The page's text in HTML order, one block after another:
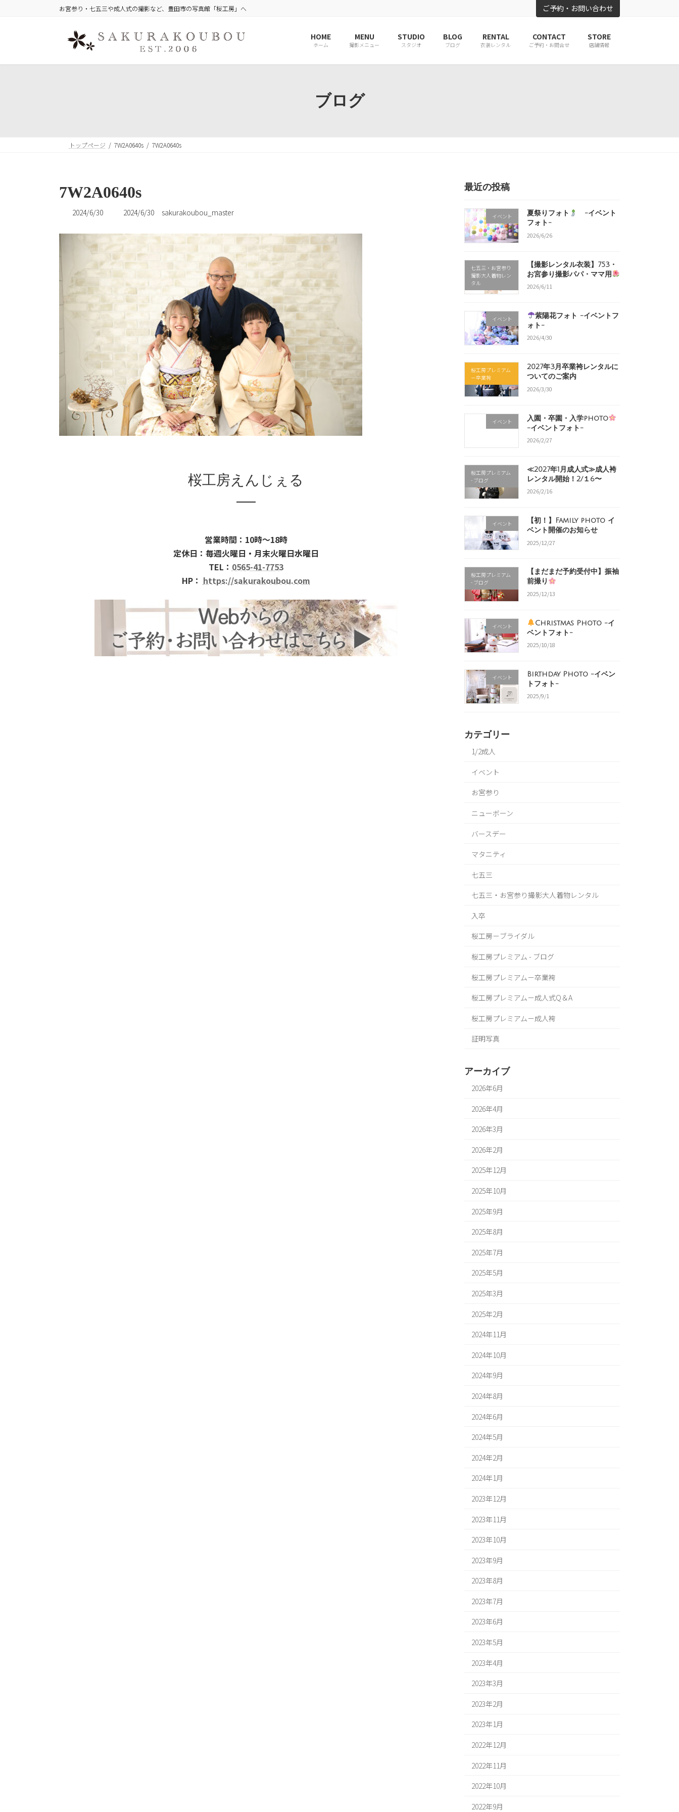
へ
ョ
お宮参り・七五三や成人式の撮影など、豊田市の写真館「桜工房」へ ご予約・お問い合わせ
HOME
ホーム
MENU
撮影メニュー
STUDIO
スタジオ
BLOG
ブログ
RENTAL
衣装レンタル
CONTACT
ご予約・お問合せ
STORE
店舗情報
ブログ
トップページ 7W2A0640s 7W2A0640s
7W2A0640s
2024/6/30
最
更
新
日
時
2024/6/30 sakurakoubou_master
桜工房えんじぇる
営業時間：10時～18時
定休日：毎週火曜日・月末火曜日水曜日
TEL： 0565-41-7753
HP： https://sakurakoubou.com
最近の投稿
イベント 夏祭りフォト
-イベント
フォト-
2026/6/26
七五三・お宮参り
撮影大人着物レン
タル
【撮影レンタル衣装】753・
お宮参り撮影パパ・ママ用
2026/6/11
イベント
紫陽花フォト -イベントフ
ォト-
2026/4/30
桜工房プレミアム
－卒業袴
2027年3月卒業袴レンタルに
ついてのご案内
2026/3/30
イベント
入園・卒園・入学photo
-イベントフォト-
2026/2/27
桜工房プレミアム
- ブログ
≪2027年1月成人式≫成人袴
レンタル開始！2/１6〜
2026/2/16
イベント
【初！】Family photo イ
ベント開催のお知らせ
2025/12/27
桜工房プレミアム
- ブログ
【まだまだ予約受付中】振袖
前撮り
2025/12/13
イベント
Christmas Photo -イ
ベントフォト-
2025/10/18
イベント
Birthday Photo -イベン
トフォト-
2025/9/1
カテゴリー
1/2成人
イベント
お宮参り
ニューボーン
バースデー
マタニティ
七五三
七五三・お宮参り撮影大人着物レンタル
入卒
桜工房－ブライダル
桜工房プレミアム - ブログ
桜工房プレミアム－卒業袴
桜工房プレミアム－成人式Q＆A
桜工房プレミアム－成人袴
証明写真
アーカイブ
2026年6月
2026年4月
2026年3月
2026年2月
2025年12月
2025年10月
2025年9月
2025年8月
2025年7月
2025年5月
2025年3月
2025年2月
2024年11月
2024年10月
2024年9月
2024年8月
2024年6月
2024年5月
2024年2月
2024年1月
2023年12月
2023年11月
2023年10月
2023年9月
2023年8月
2023年7月
2023年6月
2023年5月
2023年4月
2023年3月
2023年2月
2023年1月
2022年12月
2022年11月
2022年10月
2022年9月